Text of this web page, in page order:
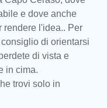
e dove anche
rendere l'idea.. Per
di orientarsi
di vista e
in cima.
trovi solo in